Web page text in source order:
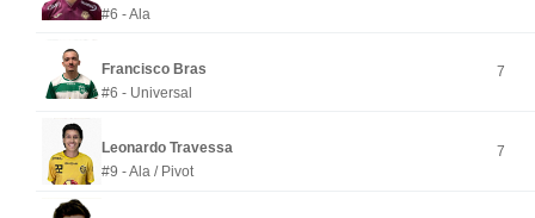
#6 - Ala
Francisco Bras
#6 - Universal
7
Leonardo Travessa
#9 - Ala / Pivot
7